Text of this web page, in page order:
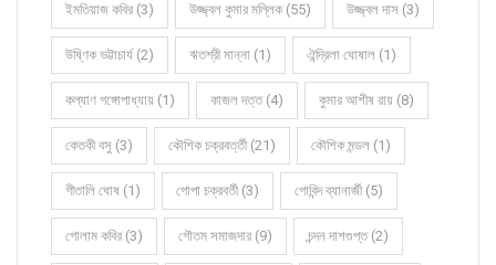
ইমতিয়াজ কবির (3) উজ্জ্বল কুমার মল্লিক (55) উজ্জ্বল দাস (3)
উষ্ণিক ভট্টাচার্য (2) ঋতশ্রী মান্না (1) ঐন্দ্রিলা ঘোষাল (1)
কল্যাণ গঙ্গোপাধ্যায় (1) কাজল দত্ত (4) কুমার আশীষ রায় (8)
কেতকী বসু (3) কৌশিক চক্রবর্ত্তী (21) কৌশিক মন্ডল (1)
গীতালি ঘোষ (1) গোপা চক্রবর্তী (3) গোবিন্দ ব্যানার্জী (5)
গোলাম কবির (3) গৌতম সমাজদার (9) চন্দন দাশগুপ্ত (2)